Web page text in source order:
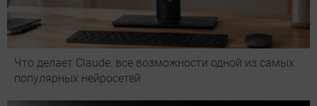
Что делает Сlaude: все возможности одной из самых
популярных нейросетей